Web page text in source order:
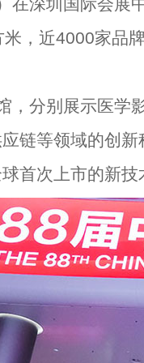
，近4000家品
分别展示医学影
链等领域的创
首次上市的新技